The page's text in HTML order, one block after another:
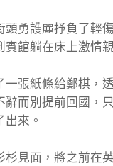
勇護麗抒負了輕傷
館躺在床上激情
張紙條給鄭棋，透
辭而別提前回國，
來。
見面，將之前在英